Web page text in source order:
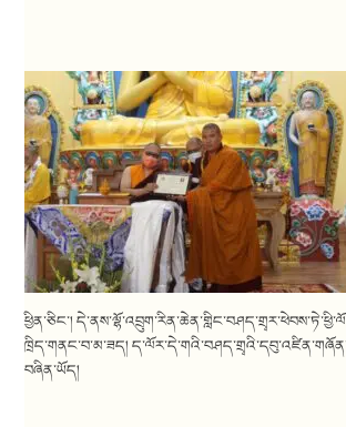
ཕྱིན་ཅིང་།
ཁྲིད་གནང་བ་མ་ཟད།
བཞིན་ཡོད།